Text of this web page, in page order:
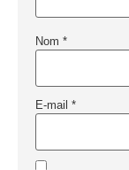
Nom *
E-mail *